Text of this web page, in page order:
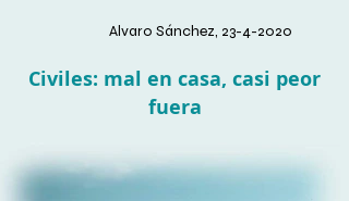
Alvaro Sánchez, 23-4-2020
Civiles: mal en casa, casi peor
fuera